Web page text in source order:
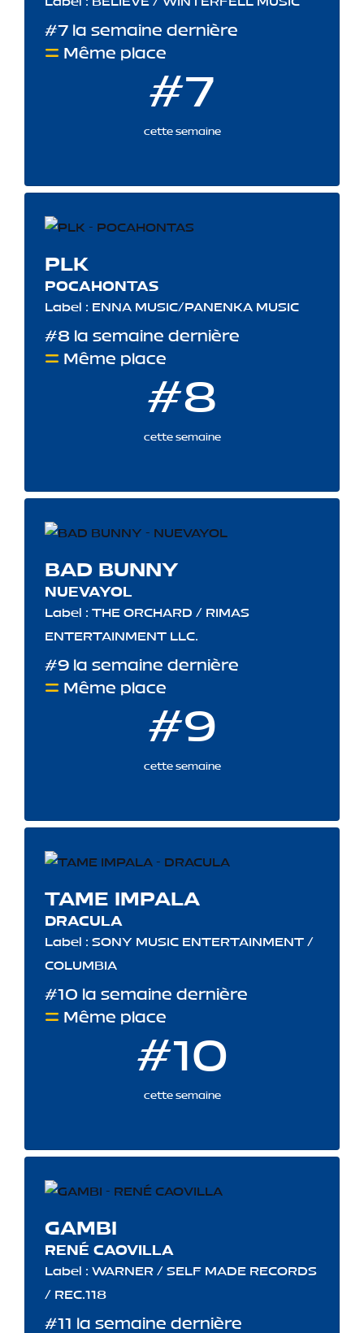
#7 la semaine dernière
Même place
#7
cette semaine
PLK
POCAHONTAS
Label : ENNA MUSIC/PANENKA MUSIC
#8 la semaine dernière
Même place
#8
cette semaine
BAD BUNNY
NUEVAYOL
Label : THE ORCHARD / RIMAS
ENTERTAINMENT LLC.
#9 la semaine dernière
Même place
#9
cette semaine
TAME IMPALA
DRACULA
Label : SONY MUSIC ENTERTAINMENT /
COLUMBIA
#10 la semaine dernière
Même place
#10
cette semaine
GAMBI
RENÉ CAOVILLA
Label : WARNER / SELF MADE RECORDS
/ REC.118
#11 la semaine dernière